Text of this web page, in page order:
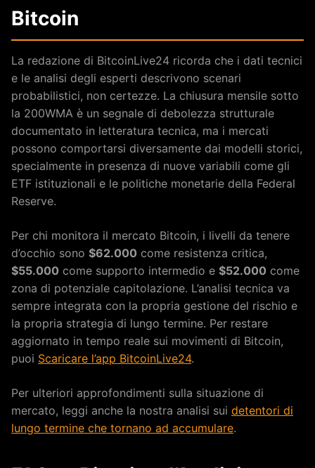
Bitcoin
La redazione di BitcoinLive24 ricorda che i dati tecnici
e le analisi degli esperti descrivono scenari
probabilistici, non certezze. La chiusura mensile sotto
la 200WMA è un segnale di debolezza strutturale
documentato in letteratura tecnica, ma i mercati
possono comportarsi diversamente dai modelli storici,
specialmente in presenza di nuove variabili come gli
ETF istituzionali e le politiche monetarie della Federal
Reserve.
Per chi monitora il mercato Bitcoin, i livelli da tenere
d’occhio sono $62.000 come resistenza critica,
$55.000 come supporto intermedio e $52.000 come
zona di potenziale capitolazione. L’analisi tecnica va
sempre integrata con la propria gestione del rischio e
la propria strategia di lungo termine. Per restare
aggiornato in tempo reale sui movimenti di Bitcoin,
puoi Scaricare l’app BitcoinLive24.
Per ulteriori approfondimenti sulla situazione di
mercato, leggi anche la nostra analisi sui detentori di
lungo termine che tornano ad accumulare.